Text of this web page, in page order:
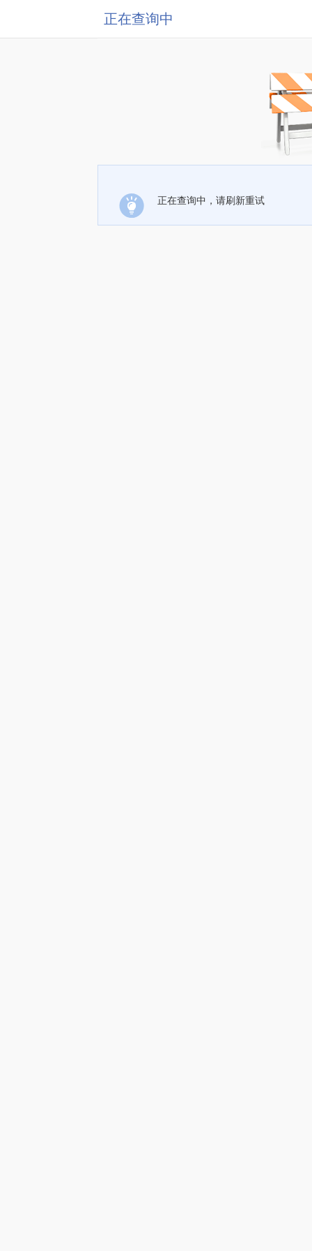
正在查询中
正在查询中，请刷新重试